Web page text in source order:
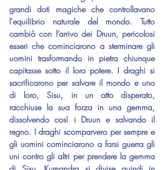
grandi doti magiche che controllavano
l'equilibrio naturale del mondo. Tutto
cambiò con l’arrivo dei Druun, pericolosi
esseri che cominciarono a sterminare gli
uomini trasformando in pietra chiunque
capitasse sotto il loro potere. I draghi si
sacrificarono per salvare il mondo e uno
di loro, Sisu, in un atto disperato,
racchiuse la sua forza in una gemma,
dissolvendo così i Druun e salvando il
regno. I draghi scomparvero per sempre e
gli uomini cominciarono a farsi guerra gli
uni contro gli altri per prendere la gemma